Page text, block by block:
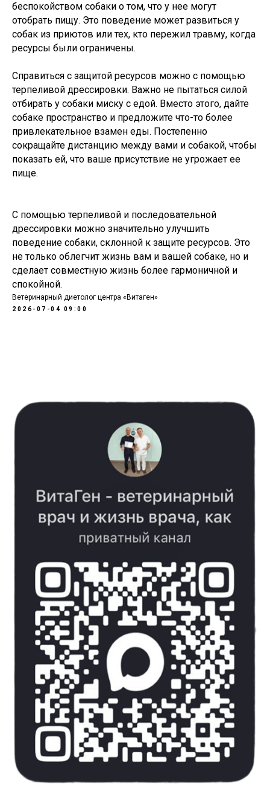
беспокойством собаки о том, что у нее могут
отобрать пищу. Это поведение может развиться у
собак из приютов или тех, кто пережил травму, когда
ресурсы были ограничены.
Справиться с защитой ресурсов можно с помощью
терпеливой дрессировки. Важно не пытаться силой
отбирать у собаки миску с едой. Вместо этого, дайте
собаке пространство и предложите что-то более
привлекательное взамен еды. Постепенно
сокращайте дистанцию между вами и собакой, чтобы
показать ей, что ваше присутствие не угрожает ее
пище.
С помощью терпеливой и последовательной
дрессировки можно значительно улучшить
поведение собаки, склонной к защите ресурсов. Это
не только облегчит жизнь вам и вашей собаке, но и
сделает совместную жизнь более гармоничной и
спокойной.
Ветеринарный диетолог центра «Витаген»
2026-07-04 09:00